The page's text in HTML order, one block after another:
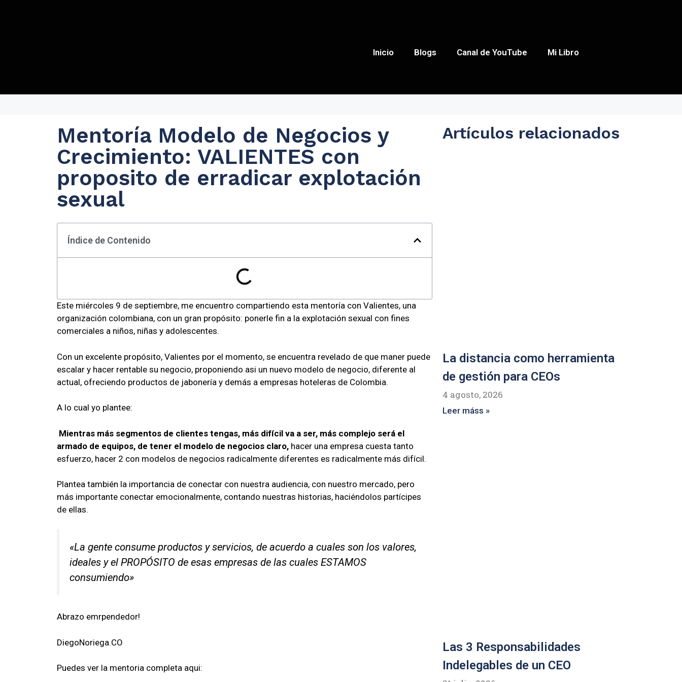
Inicio Blogs Canal de YouTube Mi Libro
Mentoría Modelo de Negocios y
Crecimiento: VALIENTES con
proposito de erradicar explotación
sexual
Índice de Contenido
Este miércoles 9 de septiembre, me encuentro compartiendo esta mentoría con Valientes, una
organización colombiana, con un gran propósito: ponerle fin a la explotación sexual con fines
comerciales a niños, niñas y adolescentes.
Con un excelente propósito, Valientes por el momento, se encuentra revelado de que maner puede
escalar y hacer rentable su negocio, proponiendo asi un nuevo modelo de negocio, diferente al
actual, ofreciendo productos de jabonería y demás a empresas hoteleras de Colombia.
A lo cual yo plantee:
Mientras más segmentos de clientes tengas, más difícil va a ser, más complejo será el
armado de equipos, de tener el modelo de negocios claro, hacer una empresa cuesta tanto
esfuerzo, hacer 2 con modelos de negocios radicalmente diferentes es radicalmente más difícil.
Plantea también la importancia de conectar con nuestra audiencia, con nuestro mercado, pero
más importante conectar emocionalmente, contando nuestras historias, haciéndolos partícipes
de ellas.
«La gente consume productos y servicios, de acuerdo a cuales son los valores,
ideales y el PROPÓSITO de esas empresas de las cuales ESTAMOS
consumiendo»
Abrazo emrpendedor!
DiegoNoriega.CO
Puedes ver la mentoria completa aqui:
Artículos relacionados
La distancia como herramienta
de gestión para CEOs
4 agosto, 2026
Leer máss »
Las 3 Responsabilidades
Indelegables de un CEO